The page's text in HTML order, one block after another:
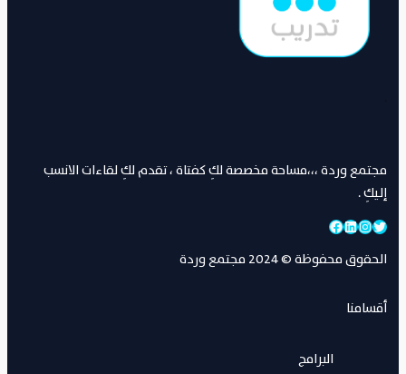
.
مجتمع وردة ،،،مساحة مخصصة لكِ كفتاة ، تقدم لكِ لقاءات الانسب
إليكِ .
تويتر إنستجراملينكد إن فيسبوك
الحقوق محفوظة © 2024 مجتمع وردة
أقسامنا
البرامج